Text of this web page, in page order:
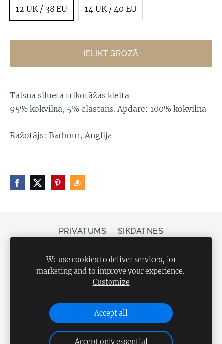
12 UK / 38 EU
14 UK / 40 EU
IELIKT GROZĀ
Taisna silueta trikotāžas kleita
95% kokvilna, 5% elastāns. Apdare: 100% kokvilna
Ražotājs: Barbour, Anglija
PRIVĀTUMS SĪKDATNES
Veikals Bergs, Elizabetes iela 20, Rīga, LV-1050
We use cookies to deliver services, for
marketing and to improve your experience.
Customize
Accept all
Accept only essential